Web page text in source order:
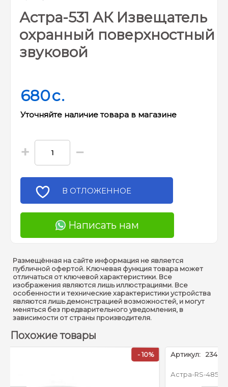
Астра-531 АК Извещатель
охранный поверхностный
звуковой
680c.
Уточняйте наличие товара в магазине
+ −
В ОТЛОЖЕННОЕ
Написать нам
Размещённая на сайте информация не является
публичной офертой. Ключевая функция товара может
отличаться от ключевой характеристики. Все
изображения являются лишь иллюстрациями. Все
особенности и технические характеристики устройства
являются лишь демонстрацией возможностей, и могут
меняться без предварительного уведомления, в
зависимости от страны производителя.
Похожие товары